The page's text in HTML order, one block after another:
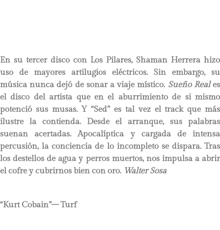
En su tercer disco con Los Pilares, Shaman Herrera hizo
uso de mayores artilugios eléctricos. Sin embargo, su
música nunca dejó de sonar a viaje místico. Sueño Reales
el disco del artista que en el aburrimiento de si mismo
potenció sus musas. Y “Sed” es tal vez el track que más
ilustre la contienda. Desde el arranque, sus palabras
suenan acertadas. Apocalíptica y cargada de intensa
percusión, la conciencia de lo incompleto se dispara. Tras
los destellos de agua y perros muertos, nos impulsa a abrir
el cofre y cubrirnos bien con oro. Walter Sosa
“Kurt Cobain”– Turf